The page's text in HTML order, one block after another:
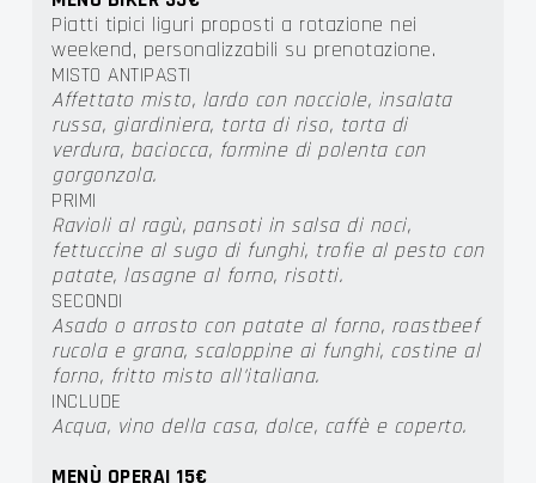
Piatti tipici liguri proposti a rotazione nei
weekend, personalizzabili su prenotazione.
MISTO ANTIPASTI
Affettato misto, lardo con nocciole, insalata
russa, giardiniera, torta di riso, torta di
verdura, baciocca, formine di polenta con
gorgonzola.
PRIMI
Ravioli al ragù, pansoti in salsa di noci,
fettuccine al sugo di funghi, trofie al pesto con
patate, lasagne al forno, risotti.
SECONDI
Asado o arrosto con patate al forno, roastbeef
rucola e grana, scaloppine ai funghi, costine al
forno, fritto misto all'italiana.
INCLUDE
Acqua, vino della casa, dolce, caffè e coperto.
MENÙ OPERAI 15€